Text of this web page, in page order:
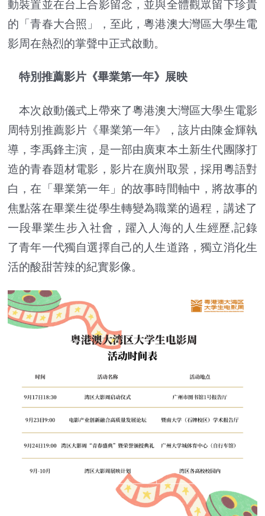
動裝置並在台上合影留念，並與全體觀眾留下珍貴
的「青春大合照」，至此，粵港澳大灣區大學生電
影周在熱烈的掌聲中正式啟動。
特別推薦影片《畢業第一年》展映
本次啟動儀式上帶來了粵港澳大灣區大學生電影
周特別推薦影片《畢業第一年》，該片由陳金輝執
導，李禹鋒主演，是一部由廣東本土新生代團隊打
造的青春題材電影，影片在廣州取景，採用粵語對
白，在「畢業第一年」的故事時間軸中，將故事的
焦點落在畢業生從學生轉變為職業的過程，講述了
一段畢業生步入社會，躍入人海的人生經歷,記錄
了青年一代獨自選擇自己的人生道路，獨立消化生
活的酸甜苦辣的紀實影像。